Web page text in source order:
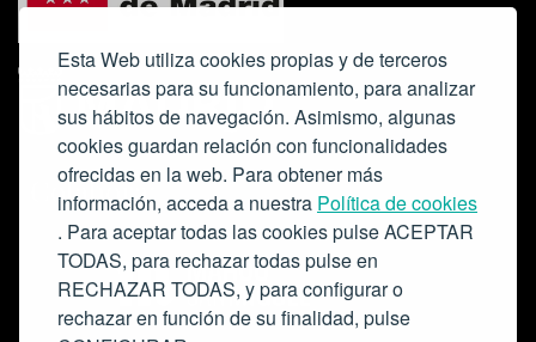
Esta Web utiliza cookies propias y de terceros
necesarias para su funcionamiento, para analizar
sus hábitos de navegación. Asimismo, algunas
cookies guardan relación con funcionalidades
ofrecidas en la web. Para obtener más
información, acceda a nuestra Política de cookies
. Para aceptar todas las cookies pulse ACEPTAR
TODAS, para rechazar todas pulse en
RECHAZAR TODAS, y para configurar o
rechazar en función de su finalidad, pulse
Colabora: